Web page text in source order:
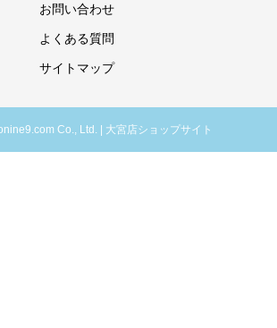
お問い合わせ
よくある質問
サイトマップ
Co., Ltd. | 大宮店ショップサイト